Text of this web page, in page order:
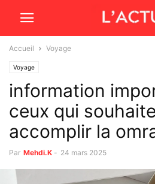
Accueil Voyage
Voyage
information
ceux qui
accomplir la
Par Mehdi.K - 24 mars 2025